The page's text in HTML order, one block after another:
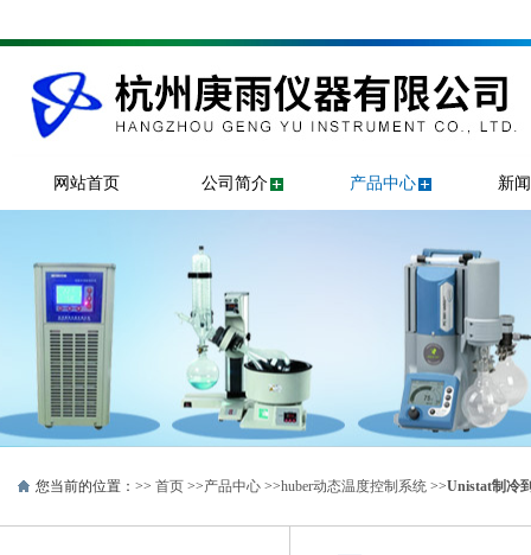
网站首页 公司简介 产品中心 新
您当前的位置：>> 首页 >>产品中心 >>huber动态温度控制系统 >>Unistat制冷